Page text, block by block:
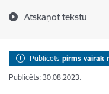
Atskaņot tekstu
Publicēts pirms vairāk
Publicēts: 30.08.2023.